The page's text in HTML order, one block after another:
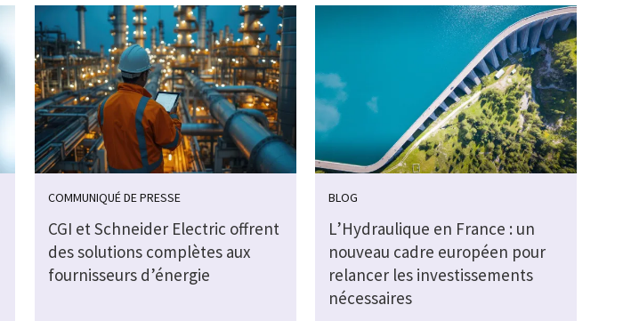
COMMUNIQUÉ DE PRESSE
CGI et Schneider Electric offrent
des solutions complètes aux
fournisseurs d’énergie
BLOG
L’Hydraulique en France : un
nouveau cadre européen pour
relancer les investissements
nécessaires